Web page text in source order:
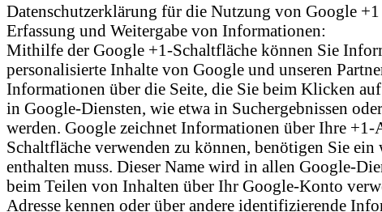
Datenschutzerklärung für die Nutzung von Google +1
Erfassung und Weitergabe von Informationen:
Mithilfe der Google +1-Schaltfläche können Sie
personalisierte Inhalte von Google und unseren
Informationen über die Seite, die Sie beim Klicken
in Google-Diensten, wie etwa in Suchergebnissen
werden. Google zeichnet Informationen über Ihre
Schaltfläche verwenden zu können, benötigen Sie
enthalten muss. Dieser Name wird in allen Google-
beim Teilen von Inhalten über Ihr Google-Konto
Adresse kennen oder über andere identifizierende